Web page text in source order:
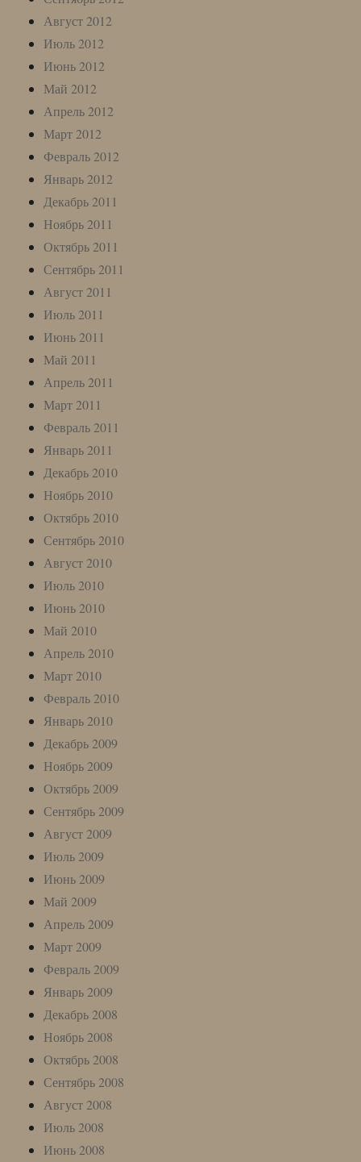
Август 2012
Июль 2012
Июнь 2012
Май 2012
Апрель 2012
Март 2012
Февраль 2012
Январь 2012
Декабрь 2011
Ноябрь 2011
Октябрь 2011
Сентябрь 2011
Август 2011
Июль 2011
Июнь 2011
Май 2011
Апрель 2011
Март 2011
Февраль 2011
Январь 2011
Декабрь 2010
Ноябрь 2010
Октябрь 2010
Сентябрь 2010
Август 2010
Июль 2010
Июнь 2010
Май 2010
Апрель 2010
Март 2010
Февраль 2010
Январь 2010
Декабрь 2009
Ноябрь 2009
Октябрь 2009
Сентябрь 2009
Август 2009
Июль 2009
Июнь 2009
Май 2009
Апрель 2009
Март 2009
Февраль 2009
Январь 2009
Декабрь 2008
Ноябрь 2008
Октябрь 2008
Сентябрь 2008
Август 2008
Июль 2008
Июнь 2008